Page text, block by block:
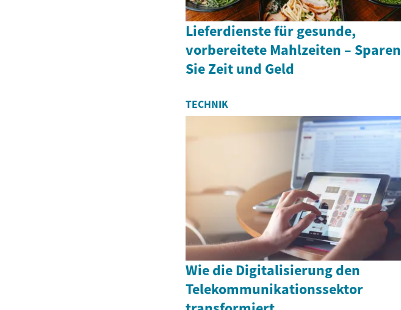
Lieferdienste für gesunde,
vorbereitete Mahlzeiten – Sparen
Sie Zeit und Geld
TECHNIK
Wie die Digitalisierung den
Telekommunikationssektor